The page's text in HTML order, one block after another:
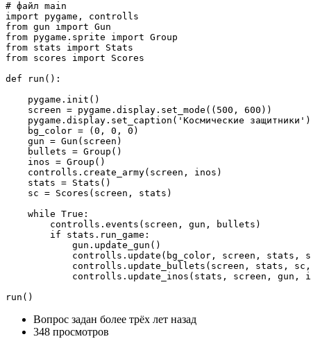
# файл main
import pygame, controlls
from gun import Gun
from pygame.sprite import Group
from stats import Stats
from scores import Scores
def run():
    pygame.init()
    screen = pygame.display.set_mode((500, 600))
    pygame.display.set_caption('Космические защитники')
    bg_color = (0, 0, 0)
    gun = Gun(screen)
    bullets = Group()
    inos = Group()
    controlls.create_army(screen, inos)
    stats = Stats()
    sc = Scores(screen, stats)
    while True:
        controlls.events(screen, gun, bullets)
        if stats.run_game:
            gun.update_gun()
controlls.update(bg_color, screen, stats,
controlls.update_bullets(screen, stats,
controlls.update_inos(stats, screen, gun,
run()
Вопрос задан более трёх лет назад
348 просмотров